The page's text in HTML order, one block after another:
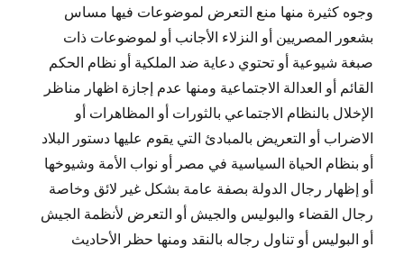
وجوه كثيرة منها منع التعرض لموضوعات فيها مساس
بشعور المصريين أو النزلاء الأجانب أو لموضوعات ذات
صبغة شيوعية أو تحتوي دعاية ضد الملكية أو نظام الحكم
القائم أو العدالة الاجتماعية ومنها عدم إجازة اظهار مناظر
الإخلال بالنظام الاجتماعي بالثورات أو المظاهرات أو
الاضراب أو التعريض بالمبادئ التي يقوم عليها دستور البلاد
أو بنظام الحياة السياسية في مصر أو نواب الأمة وشيوخها
أو إظهار رجال الدولة بصفة عامة بشكل غير لائق وخاصة
رجال القضاء والبوليس والجيش أو التعرض لأنظمة الجيش
أو البوليس أو تناول رجاله بالنقد ومنها حظر الأحاديث